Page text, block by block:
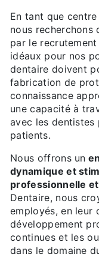
En tant que
nous recherchons
par le
idéaux pour nos
dentaire doivent
fabrication de
connaissance
une capacité à
avec les dentistes
patients.
Nous offrons un
dynamique et
professionnelle
Dentaire, nous
employés, en
développement
continues et les
dans le domaine